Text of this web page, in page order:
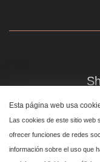
Esta página web usa
Las cookies de este sitio web
ofrecer funciones de redes
información sobre el uso que